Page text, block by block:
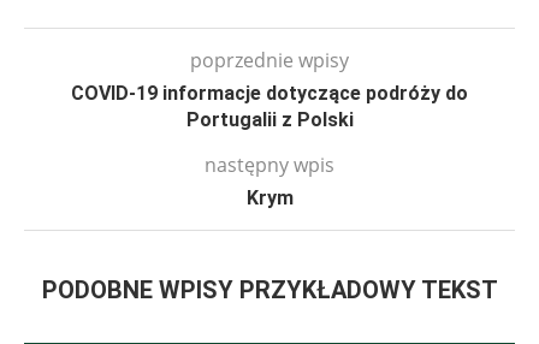
poprzednie wpisy
COVID-19 informacje dotyczące podróży do
Portugalii z Polski
następny wpis
Krym
PODOBNE WPISY PRZYKŁADOWY TEKST